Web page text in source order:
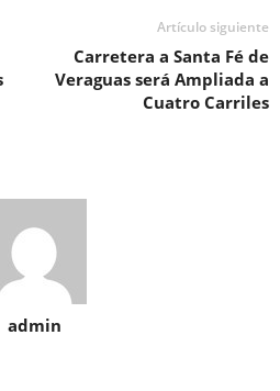
Artículo siguiente
Carretera a Santa Fé de
Veraguas será Ampliada a
Cuatro Carriles
admin